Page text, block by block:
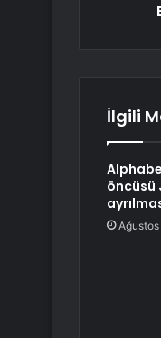
İlgili
öncüsü